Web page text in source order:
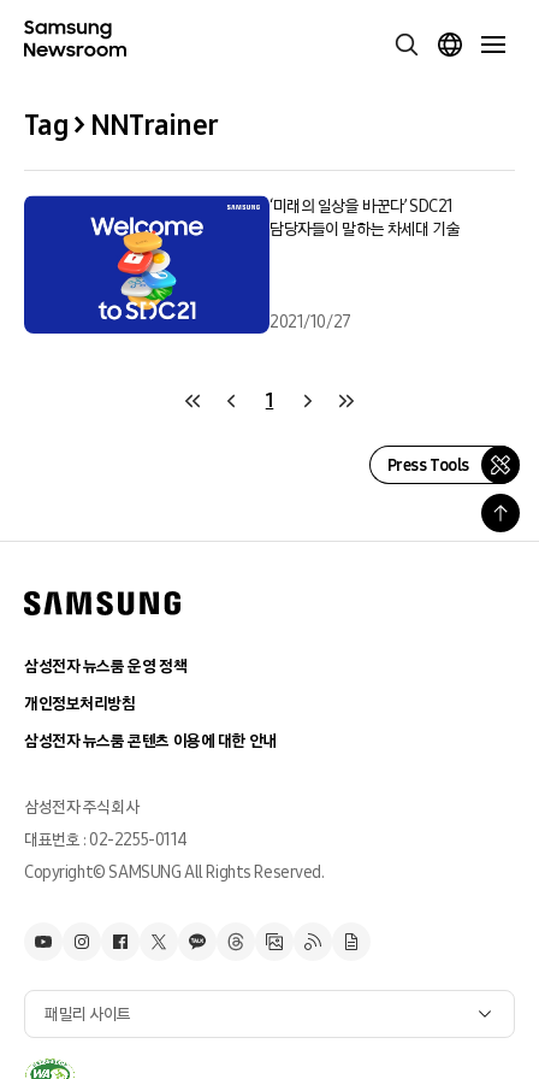
Tag > NNTrainer
‘미래의 일상을 바꾼다’ SDC21
담당자들이 말하는 차세대 기술
2021/10/27
1
Press Tools
삼성전자 뉴스룸 운영 정책
개인정보처리방침
삼성전자 뉴스룸 콘텐츠 이용에 대한 안내
삼성전자 주식회사
대표번호 : 02-2255-0114
Copyright© SAMSUNG All Rights Reserved.
패밀리 사이트